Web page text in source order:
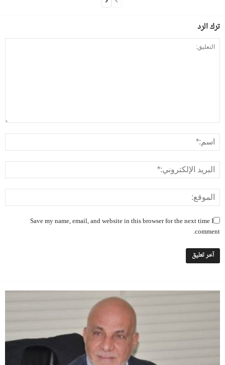
ترك الرد
Save my name, email, and website in this browser for the next time I
comment.